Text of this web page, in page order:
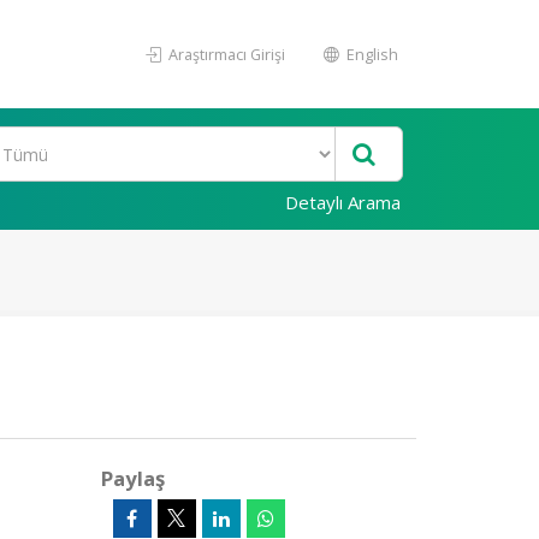
Araştırmacı Girişi English
Detaylı Arama
Paylaş